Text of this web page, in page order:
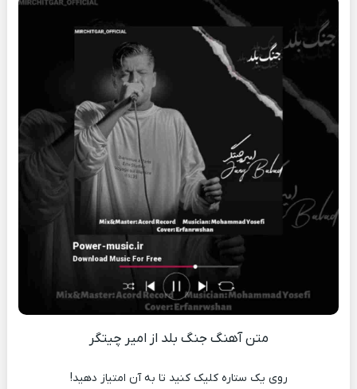
متن آهنگ جنگ بلد از امیر چیتگر
روی یک ستاره کلیک کنید تا به آن امتیاز دهید!